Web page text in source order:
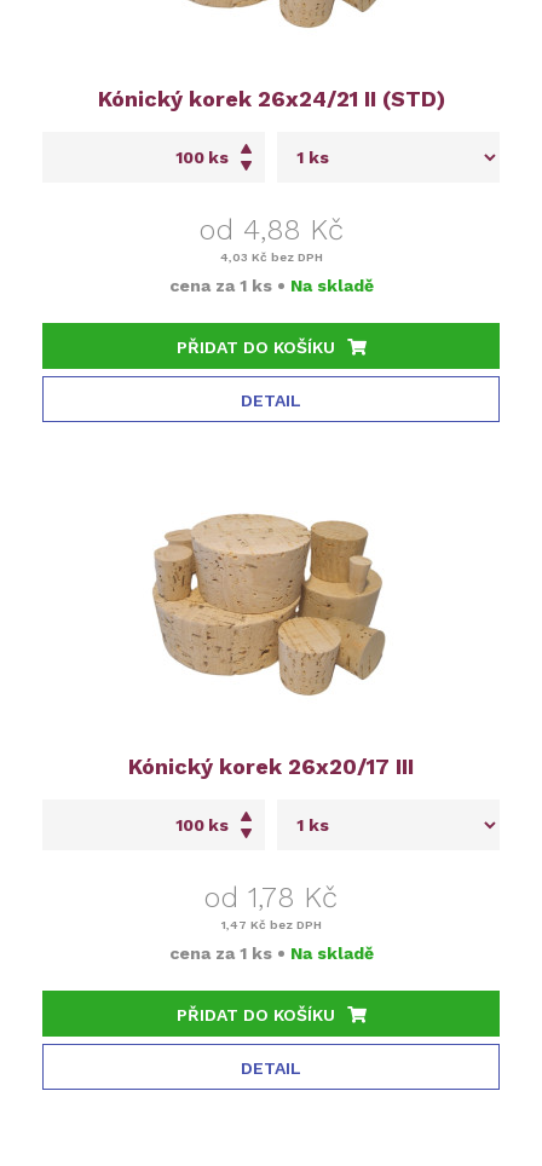
Kónický korek 26x24/21 II (STD)
ks
od 4,88 Kč
4,03 Kč bez DPH
cena za 1 ks • Na skladě
PŘIDAT DO KOŠÍKU
DETAIL
Kónický korek 26x20/17 III
ks
od 1,78 Kč
1,47 Kč bez DPH
cena za 1 ks • Na skladě
PŘIDAT DO KOŠÍKU
DETAIL